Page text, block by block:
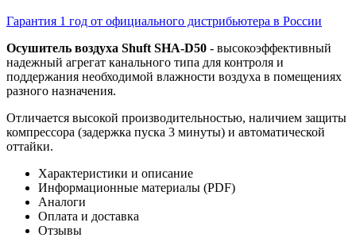
Гарантия 1 год от официального дистрибьютера в России
Осушитель воздуха Shuft SHA-D50 - высокоэффективный
надежный агрегат канального типа для контроля и
поддержания необходимой влажности воздуха в помещениях
разного назначения.
Отличается высокой производительностью, наличием защиты
компрессора (задержка пуска 3 минуты) и автоматической
оттайки.
Характеристики и описание
Информационные материалы (PDF)
Аналоги
Оплата и доставка
Отзывы